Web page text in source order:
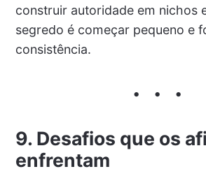
construir autoridade em nichos
segredo é começar pequeno e
consistência.
9. Desafios que os
enfrentam